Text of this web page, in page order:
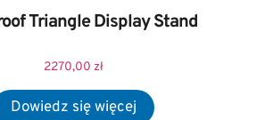
Triangle Display Stand
2270,00 zł